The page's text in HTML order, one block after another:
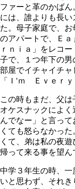
ファーと革のかば
には、誰よりも長
た。母子家庭で、
のアパートで、Ｅ
ｒｎｉａ」をレコ
子で、１つ年下の
部屋でイチャイチ
「Ｉ'ｍ Ｅｖｅｒ
この時もまだ、父
オケスナックによ
んでなー」と言っ
くても怒らなかっ
くて、弟は私の夜
帰って来る事を望ん
中学３年生の時、
いと思わず、それ